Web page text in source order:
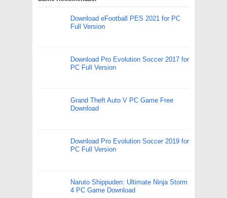
Download eFootball PES 2021 for PC
Full Version
Download Pro Evolution Soccer 2017 for
PC Full Version
Grand Theft Auto V PC Game Free
Download
Download Pro Evolution Soccer 2019 for
PC Full Version
Naruto Shippuden: Ultimate Ninja Storm
4 PC Game Download